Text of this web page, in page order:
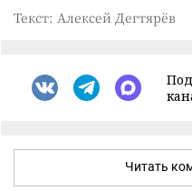
Текст: Алексей Дегтярёв
Читать